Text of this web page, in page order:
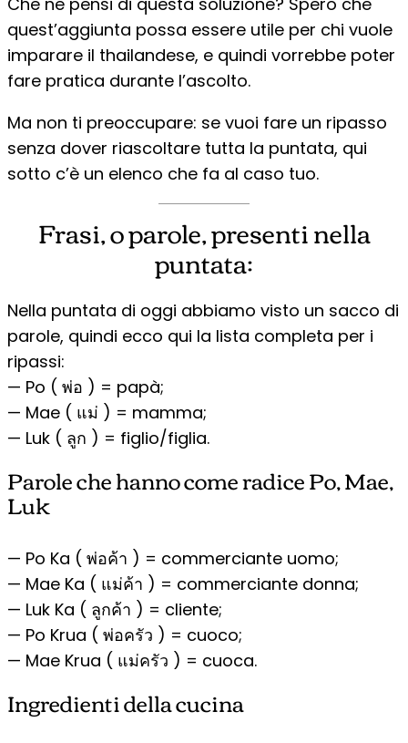
quest’aggiunta possa essere utile per chi vuole
imparare il thailandese, e quindi vorrebbe poter
fare pratica durante l’ascolto.
Ma non ti preoccupare: se vuoi fare un ripasso
senza dover riascoltare tutta la puntata, qui
sotto c’è un elenco che fa al caso tuo.
Frasi, o parole, presenti nella
puntata:
Nella puntata di oggi abbiamo visto un sacco di
parole, quindi ecco qui la lista completa per i
ripassi:
— Po ( พ่อ ) = papà;
— Mae ( แม่ ) = mamma;
— Luk ( ลูก ) = figlio/figlia.
Parole che hanno come radice Po, Mae,
Luk
— Po Ka ( พ่อค้า ) = commerciante uomo;
— Mae Ka ( แม่ค้า ) = commerciante donna;
— Luk Ka ( ลูกค้า ) = cliente;
— Po Krua ( พ่อครัว ) = cuoco;
— Mae Krua ( แม่ครัว ) = cuoca.
Ingredienti della cucina